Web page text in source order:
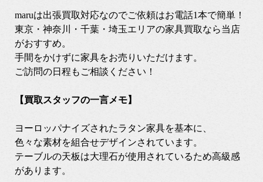
maruは出張買取対応なのでご依頼はお電話1本で簡単！
東京・神奈川・千葉・埼玉エリアの家具買取なら当店
がおすすめ。
手間をかけずに家具をお売りいただけます。
ご訪問の日程もご相談ください！
【買取スタッフの一言メモ】
ヨーロッパナイズされたラタン家具を基本に、
色々な素材を組合せデザインされています。
テーブルの天板は大理石が使用されているため高級感
があります。